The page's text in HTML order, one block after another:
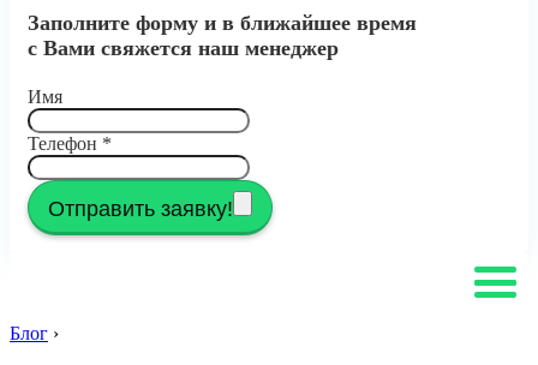
Заполните форму и в ближайшее время
с Вами свяжется наш менеджер
Имя
Телефон *
Отправить заявку!
Блог ›